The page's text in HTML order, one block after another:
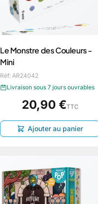
Le Monstre des Couleurs -
Mini
Réf: AR24042
Livraison sous 7 jours ouvrables
20,90 €TTC
Ajouter au panier